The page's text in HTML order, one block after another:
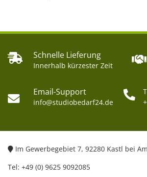
Schnelle Lieferung
Innerhalb kürzester Zeit
Email-Support
info@studiobedarf24.de
Im Gewerbegebiet 7, 92280 Kastl bei
Tel: +49 (0) 9625 9092085